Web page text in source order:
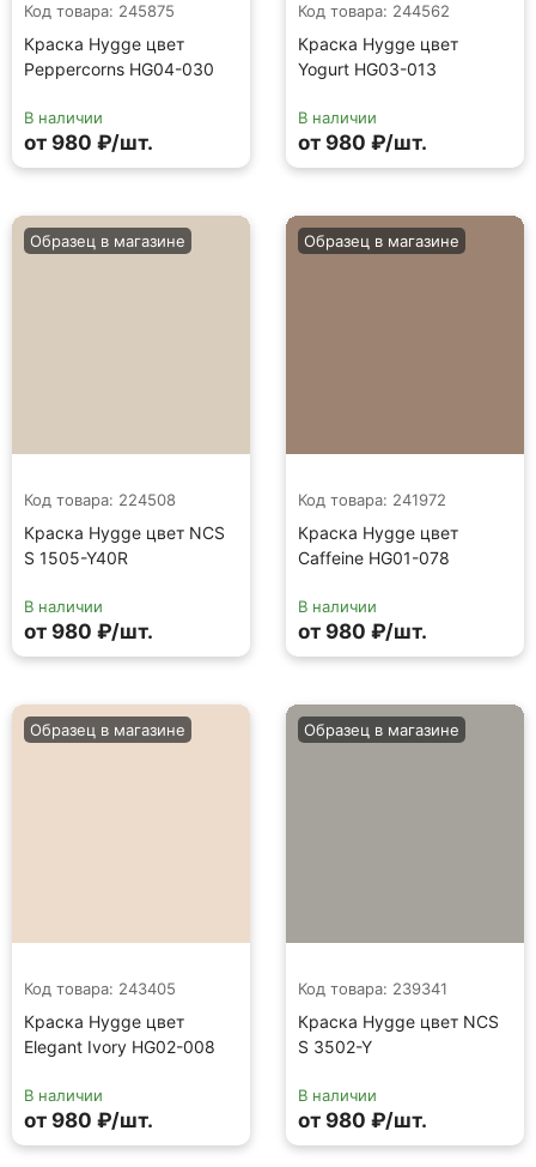
Код товара: 245875
Краска Hygge цвет
Peppercorns HG04-030
В наличии
от 980 ₽/шт.
Код товара: 244562
Краска Hygge цвет
Yogurt HG03-013
В наличии
от 980 ₽/шт.
Код товара: 224508
Краска Hygge цвет NCS
S 1505-Y40R
Образец в магазине
В наличии
от 980 ₽/шт.
Код товара: 241972
Краска Hygge цвет
Caffeine HG01-078
Образец в магазине
В наличии
от 980 ₽/шт.
Код товара: 243405
Краска Hygge цвет
Elegant Ivory HG02-008
Образец в магазине
В наличии
от 980 ₽/шт.
Код товара: 239341
Краска Hygge цвет NCS
S 3502-Y
Образец в магазине
В наличии
от 980 ₽/шт.